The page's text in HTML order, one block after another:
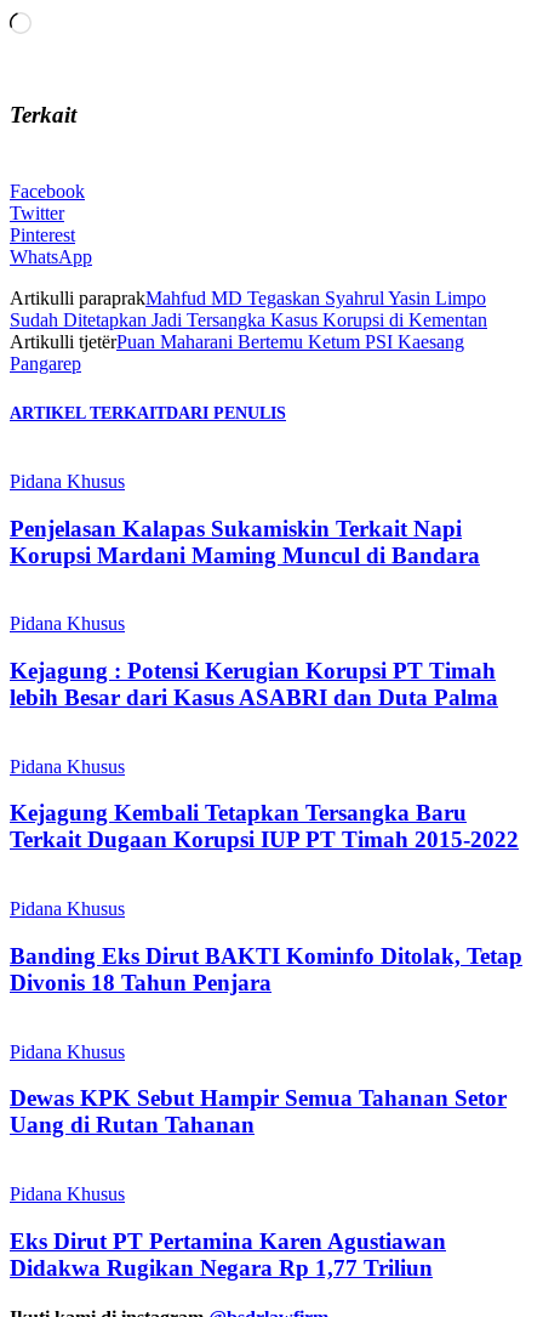
Memuat...
Terkait
Facebook
Twitter
Pinterest
WhatsApp
Artikulli paraprakMahfud MD Tegaskan Syahrul Yasin Limpo
Sudah Ditetapkan Jadi Tersangka Kasus Korupsi di Kementan
Artikulli tjetërPuan Maharani Bertemu Ketum PSI Kaesang
Pangarep
ARTIKEL TERKAITDARI PENULIS
Pidana Khusus
Penjelasan Kalapas Sukamiskin Terkait Napi
Korupsi Mardani Maming Muncul di Bandara
Pidana Khusus
Kejagung : Potensi Kerugian Korupsi PT Timah
lebih Besar dari Kasus ASABRI dan Duta Palma
Pidana Khusus
Kejagung Kembali Tetapkan Tersangka Baru
Terkait Dugaan Korupsi IUP PT Timah 2015-2022
Pidana Khusus
Banding Eks Dirut BAKTI Kominfo Ditolak, Tetap
Divonis 18 Tahun Penjara
Pidana Khusus
Dewas KPK Sebut Hampir Semua Tahanan Setor
Uang di Rutan Tahanan
Pidana Khusus
Eks Dirut PT Pertamina Karen Agustiawan
Didakwa Rugikan Negara Rp 1,77 Triliun